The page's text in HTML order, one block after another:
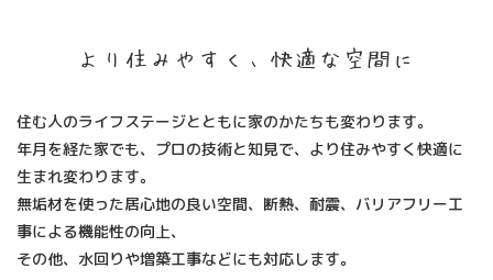
不動産情報
建築事例
会社概要
より住みやすく、快適な空間に
住む人のライフステージとともに家のかたちも変わります。
年月を経た家でも、プロの技術と知見で、より住みやすく快適に
生まれ変わります。
無垢材を使った居心地の良い空間、断熱、耐震、バリアフリー工
事による機能性の向上、
その他、水回りや増築工事などにも対応します。